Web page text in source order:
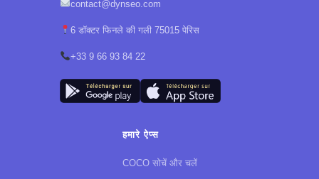
contact@dynseo.com
6 डॉक्टर फिनले की गली 75015 पेरिस
+33 9 66 93 84 22
हमारे ऐप्स
COCO सोचें और चलें